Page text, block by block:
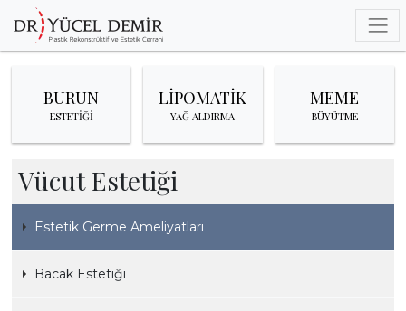
MEDİKAL
ESTETİK
BURUN
ESTETİĞİ
LİPOMATİK
YAĞ ALDIRMA
MEME
BÜYÜTME
Vücut Estetiği
Estetik Germe Ameliyatları
Bacak Estetiği